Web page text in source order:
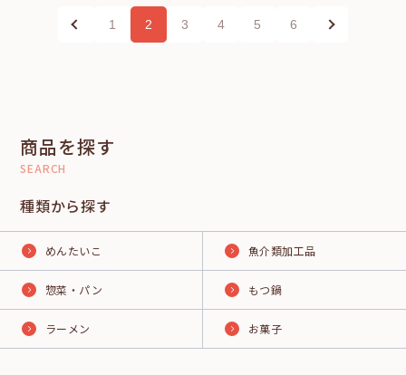
1 2 3 4 5 6
商品を探す
SEARCH
種類から探す
めんたいこ 魚介類加工品
惣菜・パン もつ鍋
ラーメン お菓子